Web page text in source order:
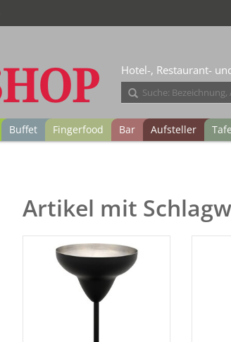
Hotel-, Restaurant-
Buffet Fingerfood Bar Aufsteller
Artikel mit